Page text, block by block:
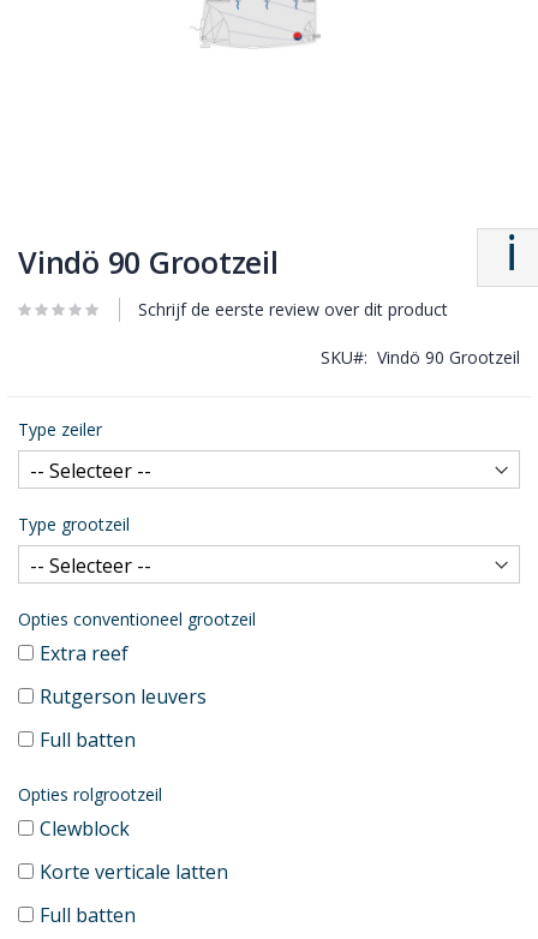
Vindö 90 Grootzeil
Schrijf de eerste review over dit product
SKU Vindö 90 Grootzeil
Type zeiler
Type grootzeil
Opties conventioneel grootzeil
Extra reef
Rutgerson leuvers
Full batten
Opties rolgrootzeil
Clewblock
Korte verticale latten
Full batten